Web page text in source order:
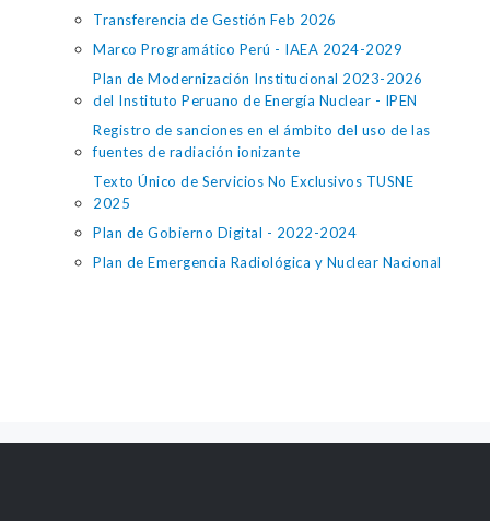
Transferencia de Gestión Feb 2026
Marco Programático Perú - IAEA 2024-2029
Plan de Modernización Institucional 2023-2026
del Instituto Peruano de Energía Nuclear - IPEN
Registro de sanciones en el ámbito del uso de las
fuentes de radiación ionizante
Texto Único de Servicios No Exclusivos TUSNE
2025
Plan de Gobierno Digital - 2022-2024
Plan de Emergencia Radiológica y Nuclear Nacional